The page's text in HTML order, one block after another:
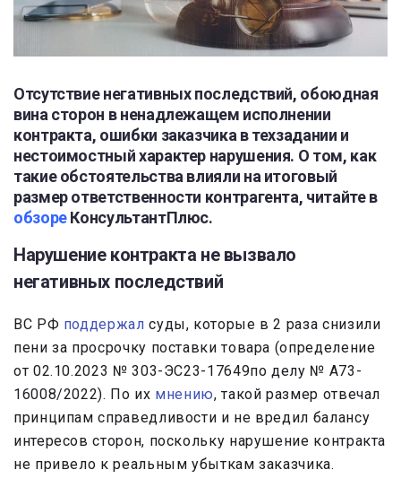
Отсутствие негативных последствий, обоюдная
вина сторон в ненадлежащем исполнении
контракта, ошибки заказчика в техзадании и
нестоимостный характер нарушения. О том, как
такие обстоятельства влияли на итоговый
размер ответственности контрагента, читайте в
обзореКонсультантПлюс.
Нарушение контракта не вызвало
негативных последствий
ВС РФ поддержал суды, которые в 2 раза снизили
пени за просрочку поставки товара (определение
от 02.10.2023 № 303-ЭС23-17649по делу № А73-
16008/2022). По их мнению, такой размер отвечал
принципам справедливости и не вредил балансу
интересов сторон, поскольку нарушение контракта
не привело к реальным убыткам заказчика.